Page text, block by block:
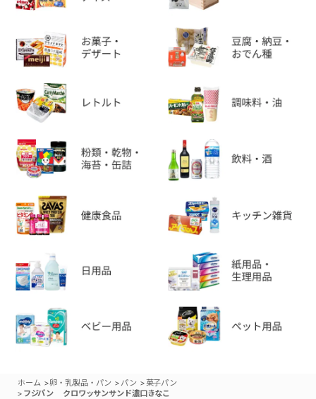
ホーム >卵・乳製品・パン > パン >菓子パン
> フジパン クロワッサンサンド濃口きなこ